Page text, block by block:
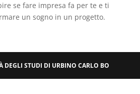
se fare impresa fa per te e ti
un sogno in un progetto.
DEGLI STUDI DI URBINO CARLO BO